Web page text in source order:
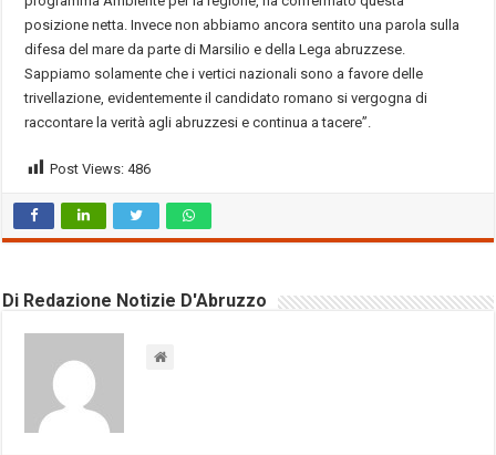
posizione netta. Invece non abbiamo ancora sentito una parola sulla
difesa del mare da parte di Marsilio e della Lega abruzzese.
Sappiamo solamente che i vertici nazionali sono a favore delle
trivellazione, evidentemente il candidato romano si vergogna di
raccontare la verità agli abruzzesi e continua a tacere”.
Post Views: 486
Di Redazione Notizie D'Abruzzo